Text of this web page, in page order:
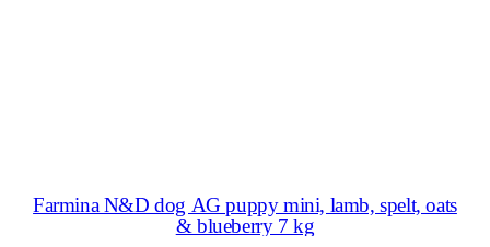
Farmina N&D dog AG puppy mini, lamb, spelt, oats
& blueberry 7 kg